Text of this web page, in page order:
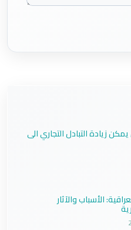
زيادة التبادل التجاري الى
الأسباب والآثار